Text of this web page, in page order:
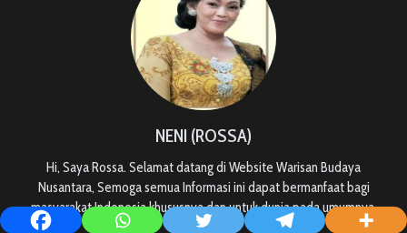
NENI (ROSSA)
Hi, Saya Rossa. Selamat datang di Website Warisan Budaya
Nusantara, Semoga semua Informasi ini dapat bermanfaat bagi
masyarakat Indonesia khususnya dan untuk dunia pada umumnya.